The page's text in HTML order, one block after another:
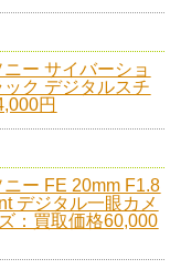
ニー サイバーショ
ク デジタルスチ
円
ニー FE 20mm F1.8
デジタル一眼カメ
：買取価格60,000